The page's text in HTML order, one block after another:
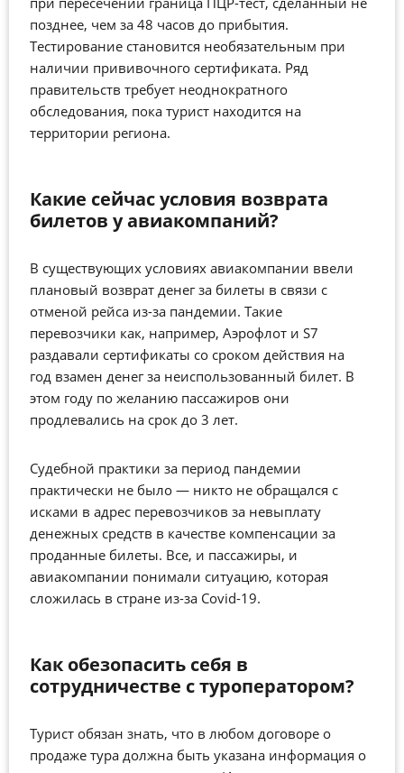
позднее, чем за 48 часов до прибытия.
Тестирование становится необязательным при
наличии прививочного сертификата. Ряд
правительств требует неоднократного
обследования, пока турист находится на
территории региона.
Какие сейчас условия возврата
билетов у авиакомпаний?
В существующих условиях авиакомпании ввели
плановый возврат денег за билеты в связи с
отменой рейса из-за пандемии. Такие
перевозчики как, например, Аэрофлот и S7
раздавали сертификаты со сроком действия на
год взамен денег за неиспользованный билет. В
этом году по желанию пассажиров они
продлевались на срок до 3 лет.
Судебной практики за период пандемии
практически не было — никто не обращался с
исками в адрес перевозчиков за невыплату
денежных средств в качестве компенсации за
проданные билеты. Все, и пассажиры, и
авиакомпании понимали ситуацию, которая
сложилась в стране из-за Covid-19.
Как обезопасить себя в
сотрудничестве с туроператором?
Турист обязан знать, что в любом договоре о
продаже тура должна быть указана информация о